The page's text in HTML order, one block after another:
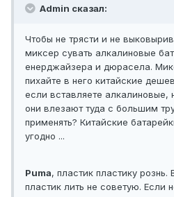
Admin сказал:
Чтобы не трясти и не
миксер сувать алкалиновые
енерджайзера и дюрасела.
пихайте в него китайские
если вставляете алкалиновые,
они влезают туда с большим
применять? Китайские
угодно ...
Puma, пластик пластику
пластик лить не советую. Если